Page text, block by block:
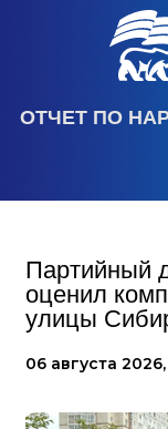
ОТЧЕТ ПО
Партийный
оценил
улицы
06 августа 2026,